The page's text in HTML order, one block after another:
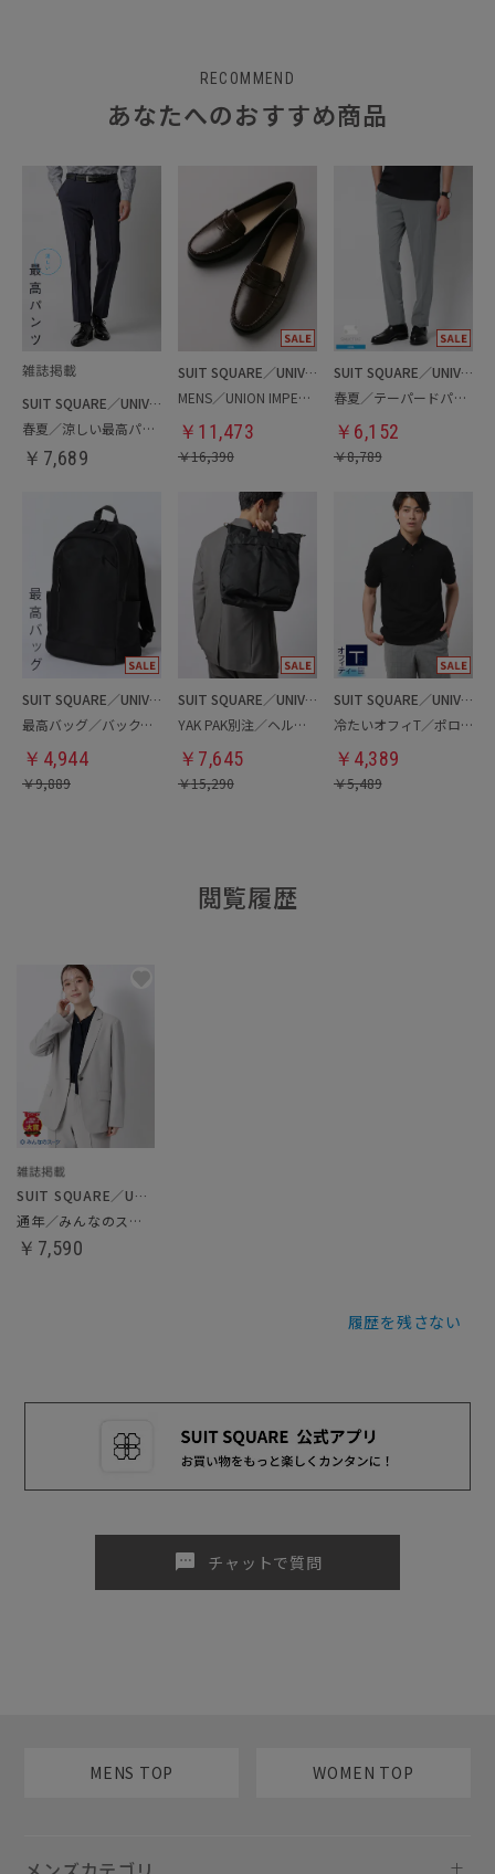
RECOMMEND
あなたへのおすすめ商品
SUIT SQUARE／UNIVERSAL LANGUAGE
春夏／涼しい最高パンツ
￥ 7,689
SUIT SQUARE／UNIVERSAL LANGUAGE
MENS／UNION IMPERIAL監修／コインローファー
￥ 11,473
￥16,390
SUIT SQUARE／UNIVERSAL LANGUAGE
春夏／テーパードパンツ
￥ 6,152
￥8,789
SUIT SQUARE／UNIVERSAL LANGUAGE
最高バッグ／バックパック
￥ 4,944
￥9,889
SUIT SQUARE／UNIVERSAL LANGUAGE
YAK PAK別注／ヘルメットバッグ
￥ 7,645
￥15,290
SUIT SQUARE／UNIVERSAL LANGUAGE
冷たいオフィT／ポロシャツ
￥ 4,389
￥5,489
閲覧履歴
SUIT SQUARE／UNIVERSAL LANGUAGE／WHITE
通年／みんなのスーツ／ジャケット
￥7,590
履歴を残さない
sms チャットで質問
MENS TOP WOMEN TOP